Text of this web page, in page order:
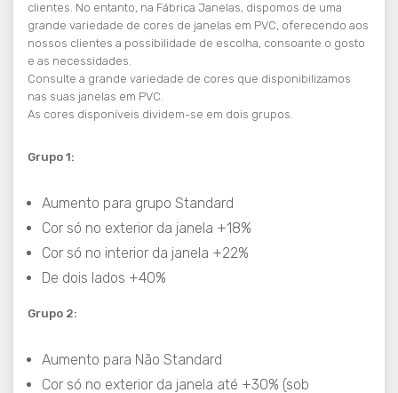
clientes. No entanto, na Fábrica Janelas, dispomos de uma
grande variedade de cores de janelas em PVC, oferecendo aos
nossos clientes a possibilidade de escolha, consoante o gosto
e as necessidades.
Consulte a grande variedade de cores que disponibilizamos
nas suas janelas em PVC.
As cores disponíveis dividem-se em dois grupos.
Grupo 1:
Aumento para grupo Standard
Cor só no exterior da janela +18%
Cor só no interior da janela +22%
De dois lados +40%
Grupo 2:
Aumento para Não Standard
Cor só no exterior da janela até +30% (sob